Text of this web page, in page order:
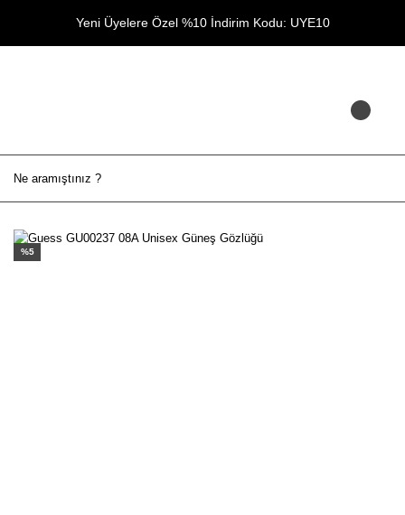
Yeni Üyelere Özel %10 İndirim Kodu: UYE10
%5